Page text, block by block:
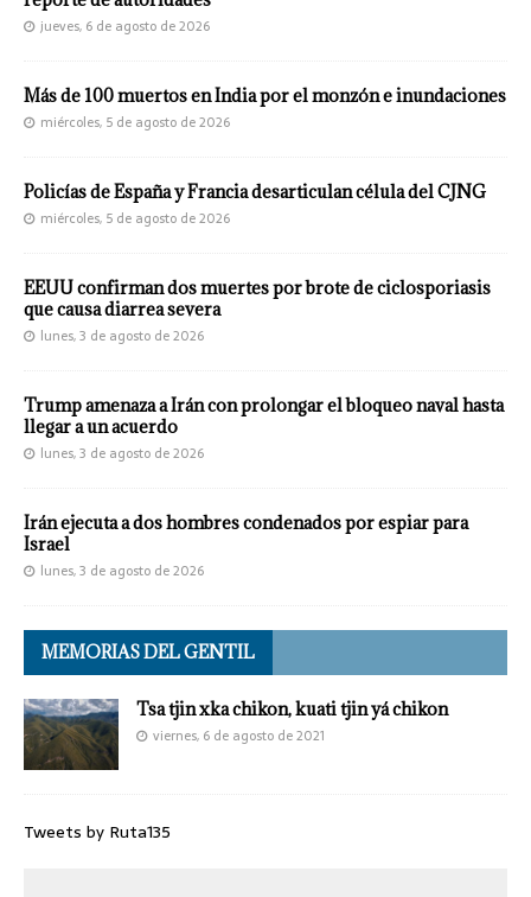
jueves, 6 de agosto de 2026
Más de 100 muertos en India por el monzón e inundaciones
miércoles, 5 de agosto de 2026
Policías de España y Francia desarticulan célula del CJNG
miércoles, 5 de agosto de 2026
EEUU confirman dos muertes por brote de ciclosporiasis
que causa diarrea severa
lunes, 3 de agosto de 2026
Trump amenaza a Irán con prolongar el bloqueo naval hasta
llegar a un acuerdo
lunes, 3 de agosto de 2026
Irán ejecuta a dos hombres condenados por espiar para
Israel
lunes, 3 de agosto de 2026
MEMORIAS DEL GENTIL
Tsa tjin xka chikon, kuati tjin yá chikon
viernes, 6 de agosto de 2021
Tweets by Ruta135